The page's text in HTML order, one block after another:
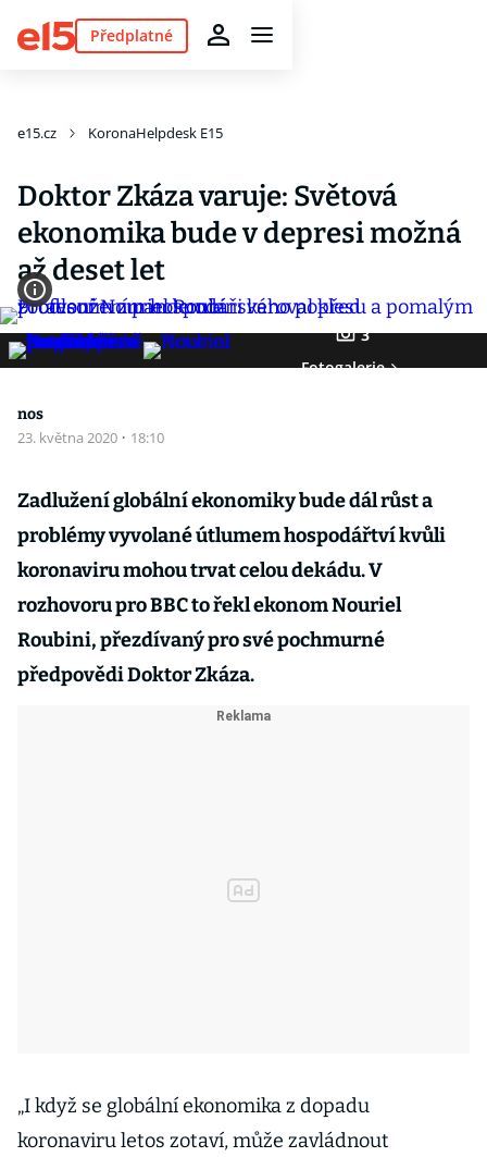
Předplatné
e15.cz KoronaHelpdesk E15
Doktor Zkáza varuje: Světová
ekonomika bude v depresi možná
až deset let
3
Fotogalerie
nos
23. května 2020 · 18:10
Zadlužení globální ekonomiky bude dál růst a
problémy vyvolané útlumem hospodářtví kvůli
koronaviru mohou trvat celou dekádu. V
rozhovoru pro BBC to řekl ekonom Nouriel
Roubini, přezdívaný pro své pochmurné
předpovědi Doktor Zkáza.
„I když se globální ekonomika z dopadu
koronaviru letos zotaví, může zavládnout